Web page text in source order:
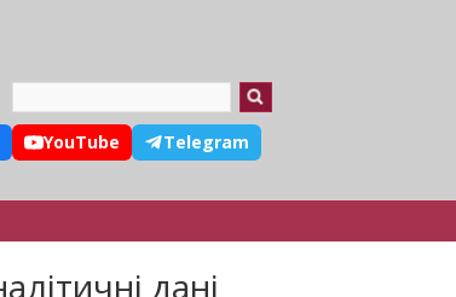
YouTube Telegram
дані